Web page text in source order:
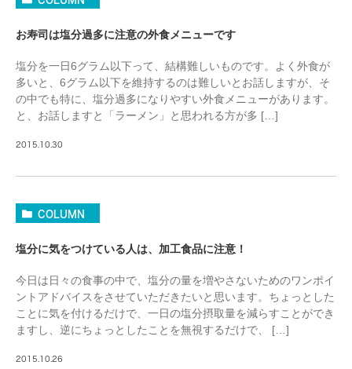
お寿司は塩分過多に注意の外食メニューです
塩分を一日6グラム以下って、結構難しいものです。よく外食が
多いと、6グラム以下を維持するのは難しいとお話しますが、そ
の中でも特に、塩分過多になりやすい外食メニューがあります。
と、お話しますと「ラーメン」と思われる方が多 […]
2015.10.30
COLUMN
塩分に気をつけている人は、加工食品に注意！
今日は日々の食事の中で、塩分の量を増やさないためのワンポイ
ントアドバイスをさせていただきたいと思います。ちょっとした
ことに気を付けるだけで、一日の塩分摂取量を減らすことができ
ますし、逆にちょっとしたことを無視するだけで、 […]
2015.10.26